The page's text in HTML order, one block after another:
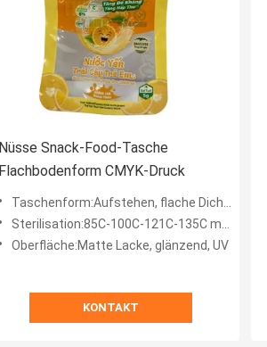
Nüsse Snack-Food-Tasche
Flachbodenform CMYK-Druck
Taschenform:Aufstehen, flache Dichtung, flache Unterseite, freie Form
Sterilisation:85C-100C-121C-135C maßgeschneidert
Oberfläche:Matte Lacke, glänzend, UV
KONTAKT